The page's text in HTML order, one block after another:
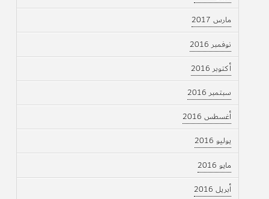
مارس 2017
نوفمبر 2016
أكتوبر 2016
سبتمبر 2016
أغسطس 2016
يوليو 2016
مايو 2016
أبريل 2016